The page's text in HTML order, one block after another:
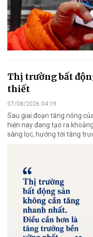
Thị trường bất
thiết
07/08/2026 04:19
Sau giai đoạn tăng nóng
hiện nay đang tạo ra
sàng lọc, hướng tới tăng